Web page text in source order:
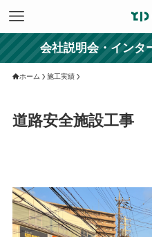
会社説明会・インタ
ホーム 施工実績
道路安全施設工事